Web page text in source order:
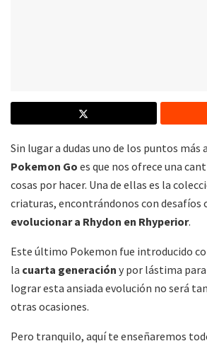
Sin lugar a dudas uno de los puntos más
Pokemon Go es que nos ofrece una
cosas por hacer. Una de ellas es la
criaturas, encontrándonos con desafíos
evolucionar a Rhydon en Rhyperior.
Este último Pokemon fue introducido
la cuarta generación y por lástima
lograr esta ansiada evolución no será
otras ocasiones.
Pero tranquilo, aquí te enseñaremos